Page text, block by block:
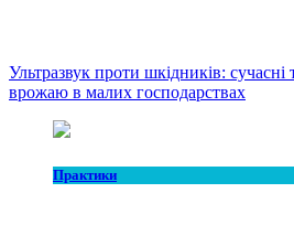
Ультразвук проти шкідників: сучасні
врожаю в малих господарствах
Практики